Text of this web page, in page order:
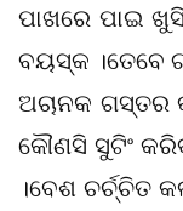
ପାଖରେ ପାଇ
ବୟସ୍କ
ଅଚାନକ ଗସ୍ତର
କୌଣସି ସୁଟିଂ
।ବେଶ ଚର୍ଚ୍ଚିତ